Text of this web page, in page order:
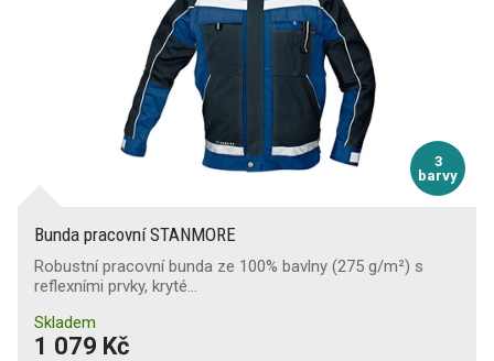
3
barvy
Bunda pracovní STANMORE
Robustní pracovní bunda ze 100% bavlny (275 g/m²) s
reflexními prvky, kryté…
Skladem
1 079 Kč